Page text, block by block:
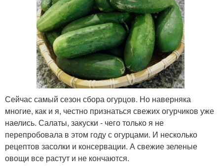
Сейчас самый сезон сбора огурцов. Но наверняка
многие, как и я, честно признаться свежих огурчиков уже
наелись. Салаты, закуски - чего только я не
перепробовала в этом году с огурцами. И несколько
рецептов засолки и консервации. А свежие зеленые
овощи все растут и не кончаются.